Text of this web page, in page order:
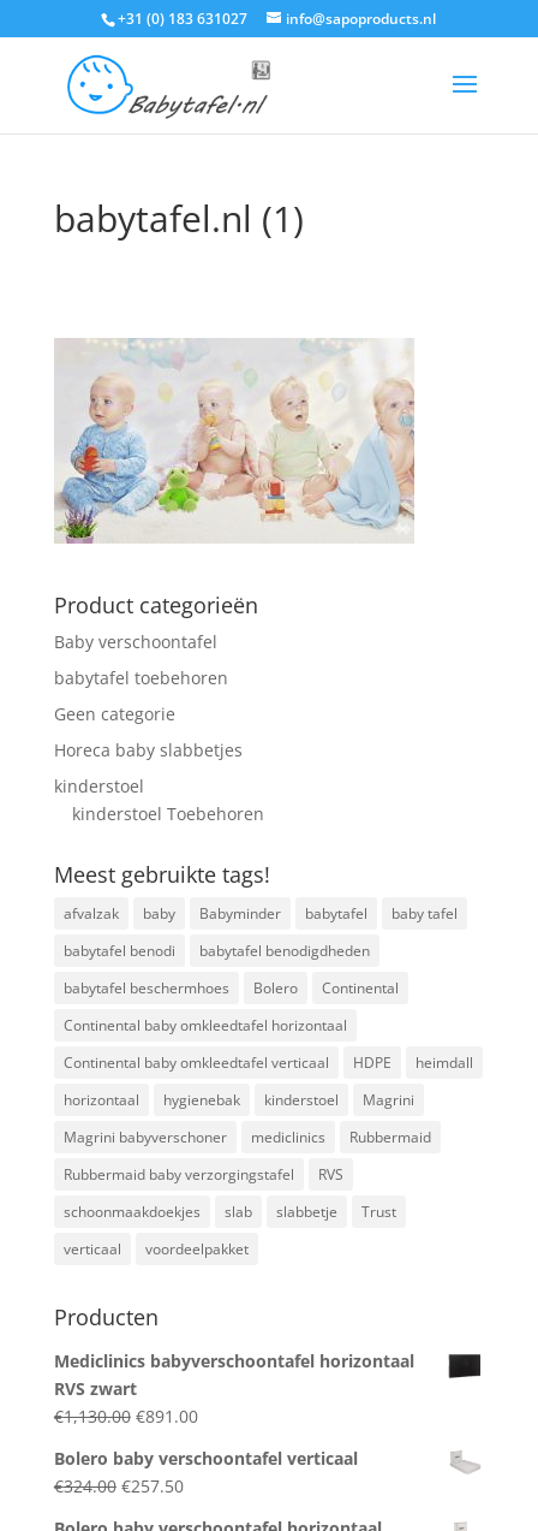
+31 (0) 183 631027 info@sapoproducts.nl
babytafel.nl (1)
Product categorieën
Baby verschoontafel
babytafel toebehoren
Geen categorie
Horeca baby slabbetjes
kinderstoel
kinderstoel Toebehoren
Meest gebruikte tags!
afvalzak baby Babyminder babytafel
baby tafel
babytafel benodi
babytafel benodigdheden
babytafel beschermhoes
Bolero
Continental
Continental baby omkleedtafel horizontaal
Continental baby omkleedtafel verticaal
HDPE
heimdall
horizontaal
hygienebak kinderstoel
Magrini
Magrini babyverschoner
mediclinics
Rubbermaid
Rubbermaid baby verzorgingstafel
RVS
schoonmaakdoekjes
slab slabbetje
Trust
verticaal
voordeelpakket
Producten
Mediclinics babyverschoontafel horizontaal
RVS zwart
€1,130.00 Original
was:
€1,130.00.
€891.00Current
is:
Bolero baby verschoontafel verticaal
€324.00 Original
€257.50Current